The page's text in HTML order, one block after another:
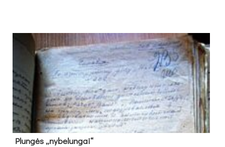
Plun­gės „ny­be­lun­gai“